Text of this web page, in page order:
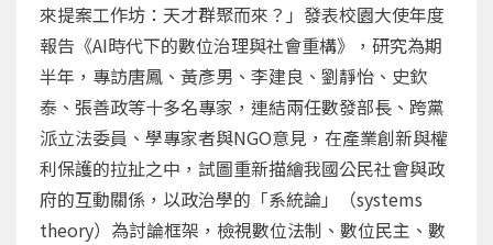
來提案工作坊：天才群聚而來？」發表校園大使年度
報告《AI時代下的數位治理與社會重構》，研究為期
半年，專訪唐鳳、黃彥男、李建良、劉靜怡、史欽
泰、張善政等十多名專家，連結兩任數發部長、跨黨
派立法委員、學專家者與NGO意見，在產業創新與權
利保護的拉扯之中，試圖重新描繪我國公民社會與政
府的互動關係，以政治學的「系統論」（systems
theory）為討論框架，檢視數位法制、數位民主、數